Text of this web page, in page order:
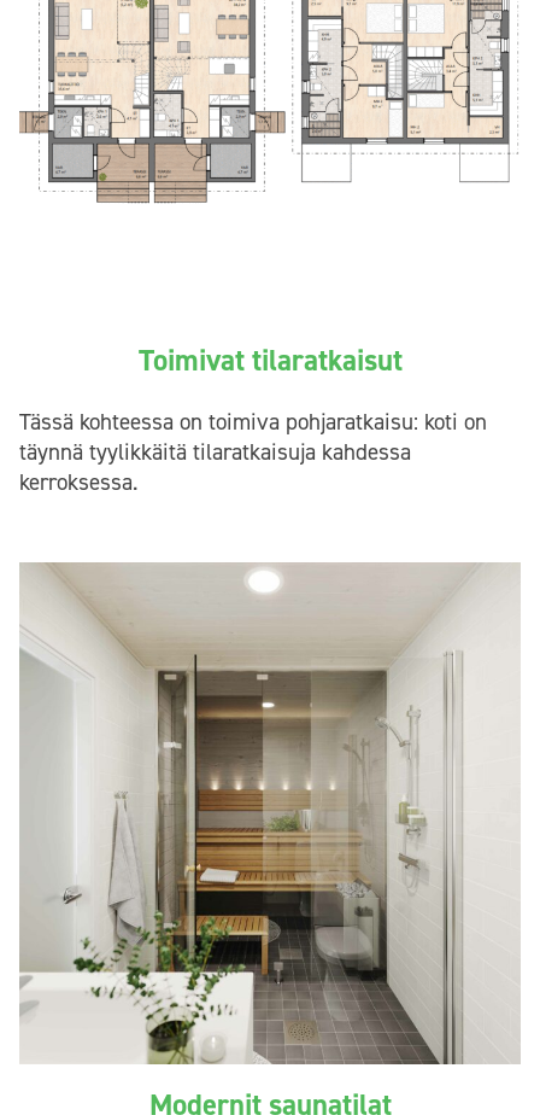
Toimivat tilaratkaisut
Tässä kohteessa on toimiva pohjaratkaisu: koti on
täynnä tyylikkäitä tilaratkaisuja kahdessa
kerroksessa.
Modernit saunatilat